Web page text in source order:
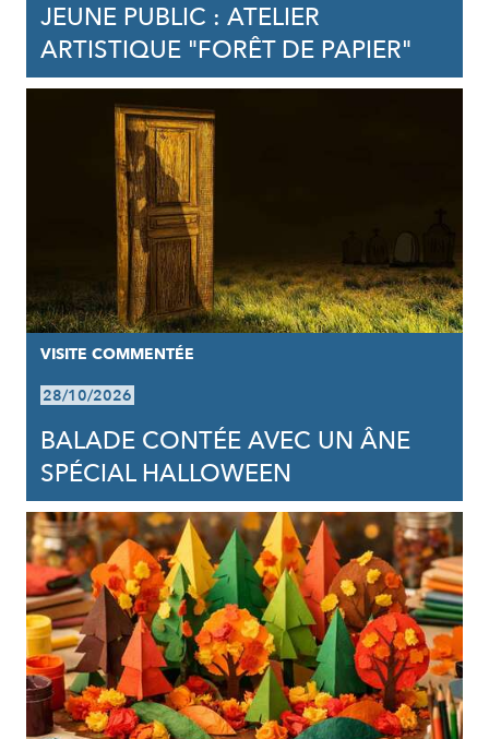
JEUNE PUBLIC : ATELIER
ARTISTIQUE "FORÊT DE PAPIER"
VISITE COMMENTÉE
28/10/2026
BALADE CONTÉE AVEC UN ÂNE
SPÉCIAL HALLOWEEN